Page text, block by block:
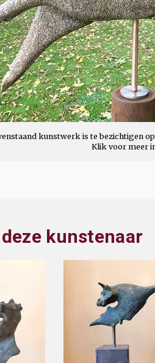
kunstwerk is te bezichtigen
Klik voor meer
kunstenaar